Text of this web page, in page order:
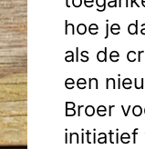
hoe je
als de
een
Broer
initiatief